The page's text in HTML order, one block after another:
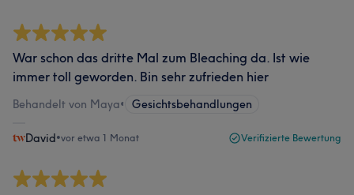
War schon das dritte Mal zum Bleaching da. Ist wie
immer toll geworden. Bin sehr zufrieden hier
Behandelt von Maya• Gesichtsbehandlungen
David•vor etwa 1 Monat Verifizierte Bewertung